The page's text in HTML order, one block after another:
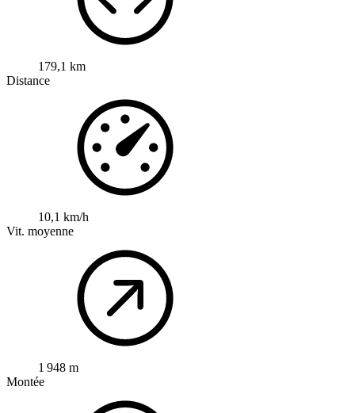
179,1 km
Distance
10,1 km/h
Vit. moyenne
1 948 m
Montée